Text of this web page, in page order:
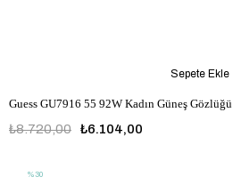
Guess GU7916 55 92W Kadın Güneş Gözlüğü
₺6.104,00
₺8.720,00
Sepete Ekle
%30